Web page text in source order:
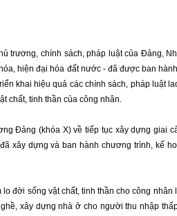
trương, chính sách, pháp luật của Đảng,
hiện đại hóa đất nước - đã được ban
khai hiệu quả các chính sách, pháp luật
chất, tinh thần của công nhân.
Đảng (khóa X) về tiếp tục xây dựng giai
xây dựng và ban hành chương trình, kế
đời sống vật chất, tinh thần cho công
xây dựng nhà ở cho người thu nhập